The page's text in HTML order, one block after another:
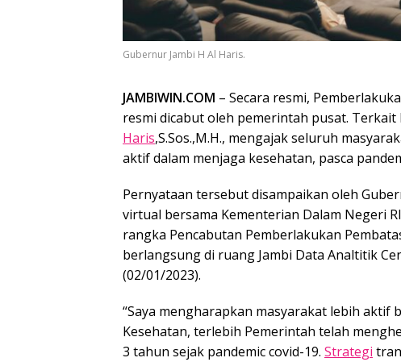
Gubernur Jambi H Al Haris.
JAMBIWIN.COM – Secara resmi,
resmi dicabut oleh pemerintah pusat. Terkait
Haris,S.Sos.,M.H., mengajak seluruh
aktif dalam menjaga kesehatan, pasca
Pernyataan tersebut disampaikan oleh
virtual bersama Kementerian Dalam Negeri
rangka Pencabutan Pemberlakukan
berlangsung di ruang Jambi Data Analtitik
(02/01/2023).
“Saya mengharapkan masyarakat lebih
Kesehatan, terlebih Pemerintah telah
3 tahun sejak pandemic covid-19. Strategi